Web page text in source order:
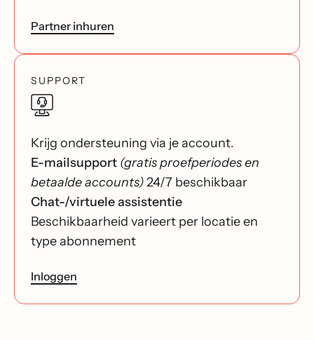
Partner inhuren
SUPPORT
Krijg ondersteuning via je account.
E-mailsupport (gratis proefperiodes en
betaalde accounts)24/7 beschikbaar
Chat-/virtuele assistentie
Beschikbaarheid varieert per locatie en
type abonnement
Inloggen